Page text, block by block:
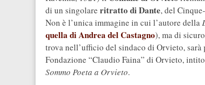
di un singolare ritratto di Dante, del
Non è l’unica immagine in cui l’autore della
quella di Andrea del Castagno), ma di
trova nell’ufficio del sindaco di Orvieto,
Fondazione “Claudio Faina” di Orvieto,
Sommo Poeta a Orvieto.